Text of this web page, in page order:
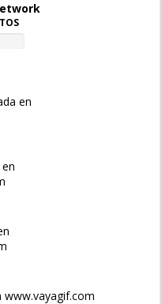
en
www.vayagif.com